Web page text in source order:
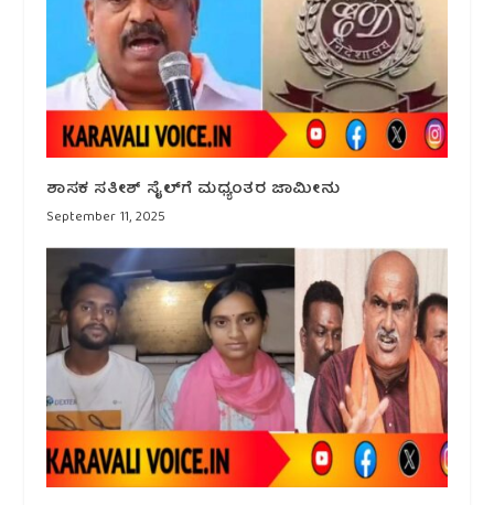
ಶಾಸಕ ಸತೀಶ್ ಸೈಲ್‌ಗೆ ಮಧ್ಯಂತರ ಜಾಮೀನು
September 11, 2025